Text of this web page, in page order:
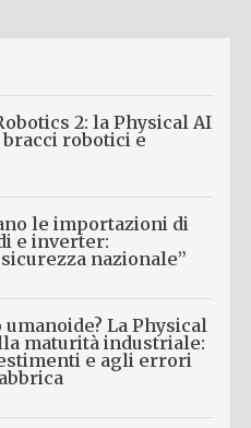
2: la Physical AI
robotici e
le importazioni di
e inverter:
nazionale”
umanoide? La Physical
maturità industriale:
e agli errori